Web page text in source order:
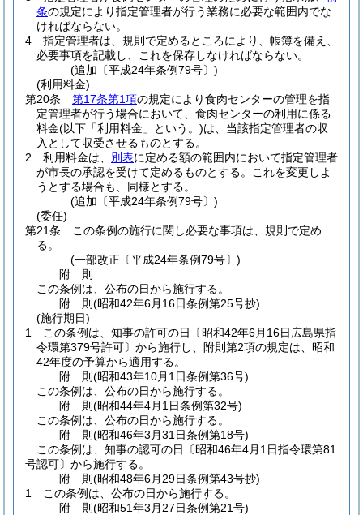
条の規定により指定管理者が行う業務に必要な範囲内でな
ければならない。
4
指定管理者は、規則で定めるところにより、帳簿を備え、
必要事項を記載し、これを保存しなければならない。
(追加〔平成24年条例79号〕)
(利用料金)
第20条
第17条第1項の規定により食肉センターの管理を指
定管理者が行う場合において、食肉センターの利用に係る
料金(以下「利用料金」という。)は、当該指定管理者の収
入として収受させるものとする。
2
利用料金は、 別表に定める額の範囲内において指定管理者
が市長の承認を受けて定めるものとする。
これを変更しよ
うとする場合も、同様とする。
(追加〔平成24年条例79号〕)
(委任)
第21条
この条例の施行に関し必要な事項は、規則で定め
る。
(一部改正〔平成24年条例79号〕)
附 則
この条例は、公布の日から施行する。
附 則(昭和42年6月16日条例第25号抄)
(施行期日)
1
この条例は、知事の許可の日〔昭和42年6月16日広島県指
令環第379号許可〕から施行し、附則第2項の規定は、昭和
42年度の予算から適用する。
附 則(昭和43年10月1日条例第36号)
この条例は、公布の日から施行する。
附 則(昭和44年4月1日条例第32号)
この条例は、公布の日から施行する。
附 則(昭和46年3月31日条例第18号)
この条例は、知事の認可の日〔昭和46年4月1日指令環第81
号認可〕から施行する。
附 則(昭和48年6月29日条例第43号抄)
1
この条例は、公布の日から施行する。
附 則(昭和51年3月27日条例第21号)